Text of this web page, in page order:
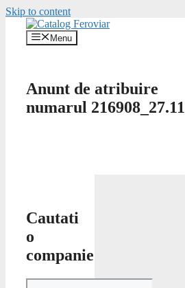
Skip to content
Menu
Anunt de atribuire
numarul 216908_27.11
Cautati
o
companie